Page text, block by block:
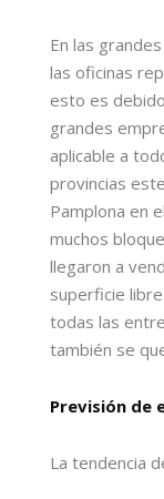
En las
las oficinas
esto es
grandes
aplicable a
provincias
Pamplona en
muchos
llegaron a
superficie
todas las
también se
Previsión de
La tendencia